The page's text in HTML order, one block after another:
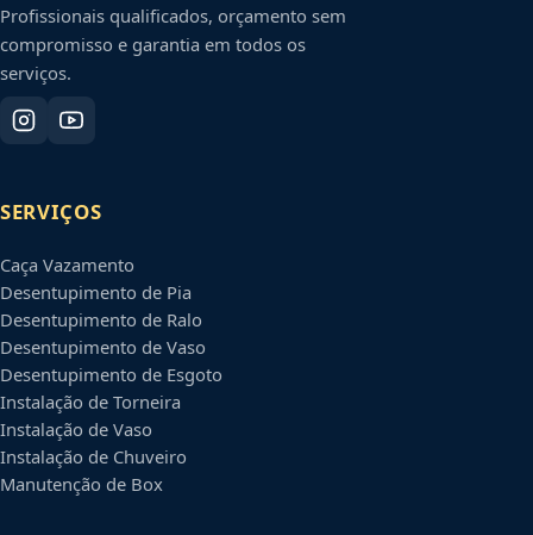
Profissionais qualificados, orçamento sem
compromisso e garantia em todos os
serviços.
SERVIÇOS
Caça Vazamento
Desentupimento de Pia
Desentupimento de Ralo
Desentupimento de Vaso
Desentupimento de Esgoto
Instalação de Torneira
Instalação de Vaso
Instalação de Chuveiro
Manutenção de Box